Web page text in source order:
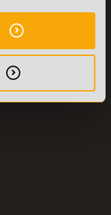
Personal Coach
werden
Mentaltrainer